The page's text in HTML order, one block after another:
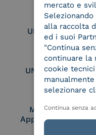
UNI EN ISO 9001
UNI EN ISO 27017
Membro Adobe
Approved Trust
mercato e
Selezionando
alla raccolta
ed i suoi
"Continua
continuare la
cookie
selezionare
Continua senza